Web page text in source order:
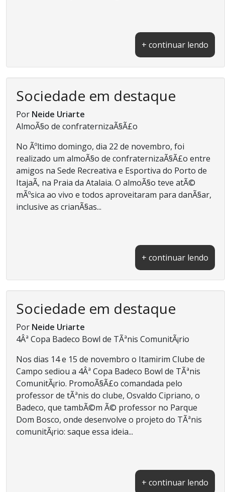
+ continuar lendo
Sociedade em destaque
Por Neide Uriarte
AlmoÃ§o de confraternizaÃ§Ã£o
No Ãºltimo domingo, dia 22 de novembro, foi
realizado um almoÃ§o de confraternizaÃ§Ã£o entre
amigos na Sede Recreativa e Esportiva do Porto de
ItajaÃ­, na Praia da Atalaia. O almoÃ§o teve atÃ©
mÃºsica ao vivo e todos aproveitaram para danÃ§ar,
inclusive as crianÃ§as...
+ continuar lendo
Sociedade em destaque
Por Neide Uriarte
4Âª Copa Badeco Bowl de TÃªnis ComunitÃ¡rio
Nos dias 14 e 15 de novembro o Itamirim Clube de
Campo sediou a 4Âª Copa Badeco Bowl de TÃªnis
ComunitÃ¡rio. PromoÃ§Ã£o comandada pelo
professor de tÃªnis do clube, Osvaldo Cipriano, o
Badeco, que tambÃ©m Ã© professor no Parque
Dom Bosco, onde desenvolve o projeto do TÃªnis
comunitÃ¡rio: saque essa ideia...
+ continuar lendo